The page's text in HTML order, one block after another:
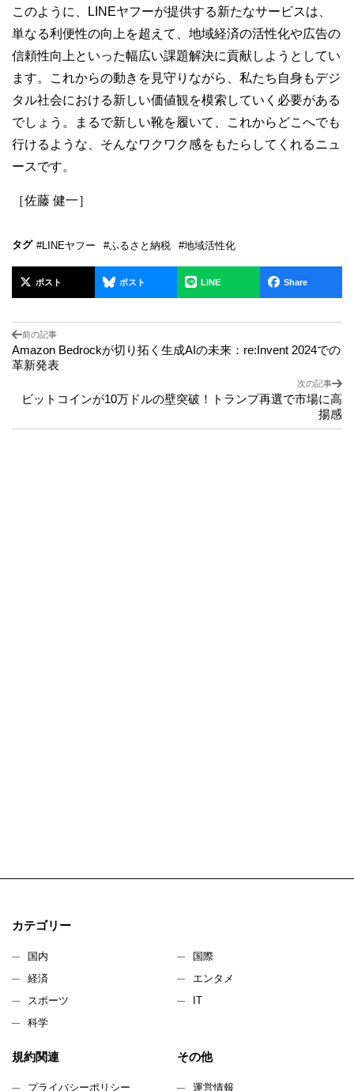
このように、LINEヤフーが提供する新たなサービスは、
単なる利便性の向上を超えて、地域経済の活性化や広告の
信頼性向上といった幅広い課題解決に貢献しようとしてい
ます。これからの動きを見守りながら、私たち自身もデジ
タル社会における新しい価値観を模索していく必要がある
でしょう。まるで新しい靴を履いて、これからどこへでも
行けるような、そんなワクワク感をもたらしてくれるニュ
ースです。
［佐藤 健一］
タグ #LINEヤフー #ふるさと納税 #地域活性化
ポスト ポスト LINE Share
前の記事
Amazon Bedrockが切り拓く生成AIの未来：re:Invent 2024での
革新発表
次の記事
ビットコインが10万ドルの壁突破！トランプ再選で市場に高
揚感
カテゴリー
国内
国際
経済
エンタメ
スポーツ
IT
科学
規約関連
プライバシーポリシー
その他
運営情報